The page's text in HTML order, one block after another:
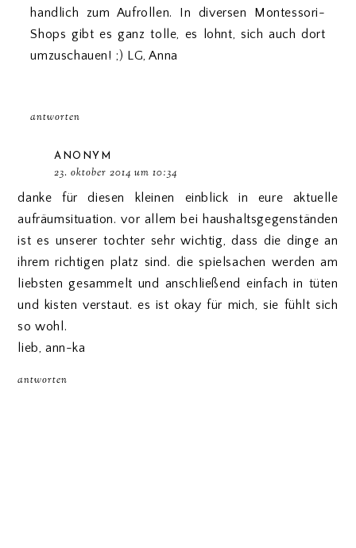
handlich zum Aufrollen. In diversen Montessori-
Shops gibt es ganz tolle, es lohnt, sich auch dort
umzuschauen! ;) LG, Anna
antworten
ANONYM
23. oktober 2014 um 10:34
danke für diesen kleinen einblick in eure aktuelle
aufräumsituation. vor allem bei haushaltsgegenständen
ist es unserer tochter sehr wichtig, dass die dinge an
ihrem richtigen platz sind. die spielsachen werden am
liebsten gesammelt und anschließend einfach in tüten
und kisten verstaut. es ist okay für mich, sie fühlt sich
so wohl.
lieb, ann-ka
antworten